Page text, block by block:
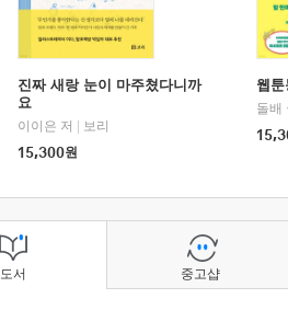
진짜 새랑 눈이 마주쳤다니까
요
이이은 저
보리
15,300원
웹
돌배
도서 중고샵